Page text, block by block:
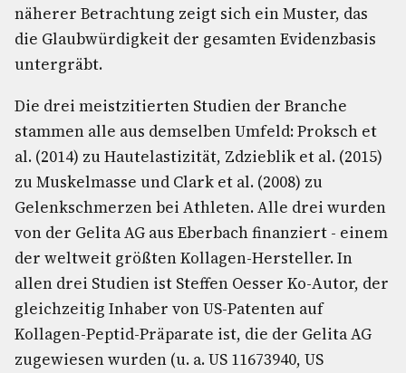
näherer Betrachtung zeigt sich ein Muster, das
die Glaubwürdigkeit der gesamten Evidenzbasis
untergräbt.
Die drei meistzitierten Studien der Branche
stammen alle aus demselben Umfeld: Proksch et
al. (2014) zu Hautelastizität, Zdzieblik et al. (2015)
zu Muskelmasse und Clark et al. (2008) zu
Gelenkschmerzen bei Athleten. Alle drei wurden
von der Gelita AG aus Eberbach finanziert - einem
der weltweit größten Kollagen-Hersteller. In
allen drei Studien ist Steffen Oesser Ko-Autor, der
gleichzeitig Inhaber von US-Patenten auf
Kollagen-Peptid-Präparate ist, die der Gelita AG
zugewiesen wurden (u. a. US 11673940, US